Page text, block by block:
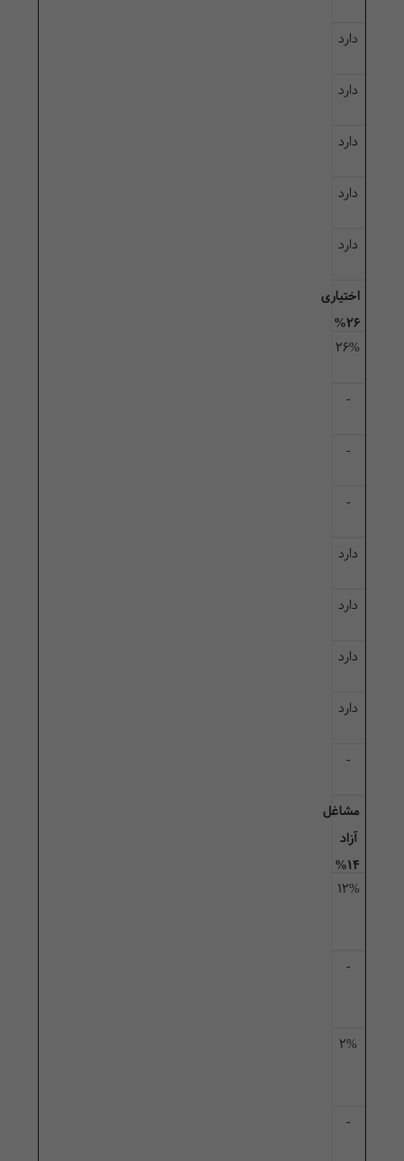
دارد
دارد
دارد
دارد
دارد
اختیاری
26%
26%
-
-
-
دارد
دارد
دارد
دارد
-
مشاغل
آزاد
14%
12%
-
2%
-